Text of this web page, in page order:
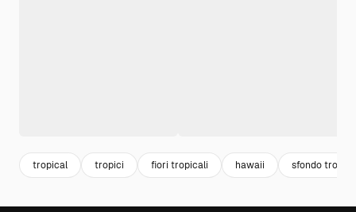
tropical tropici fiori tropicali hawaii sfondo